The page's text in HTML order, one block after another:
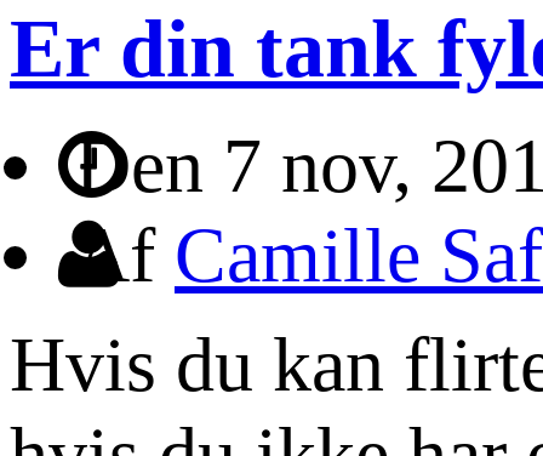
Er din tank
Den 7 nov,
Af Camille
Hvis du kan